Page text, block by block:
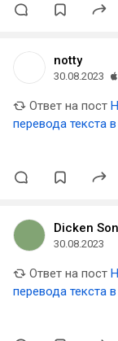
notty
30.08.2023
Ответ на пост
перевода текста
Dicken Son
30.08.2023
Ответ на пост
перевода текста